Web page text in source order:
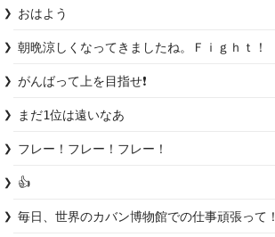
おはよう
朝晩涼しくなってきましたね。Ｆｉｇｈｔ！
がんばって上を目指せ❗
まだ1位は遠いなあ
フレー！フレー！フレー！
👍
毎日、世界のカバン博物館での仕事頑張って！